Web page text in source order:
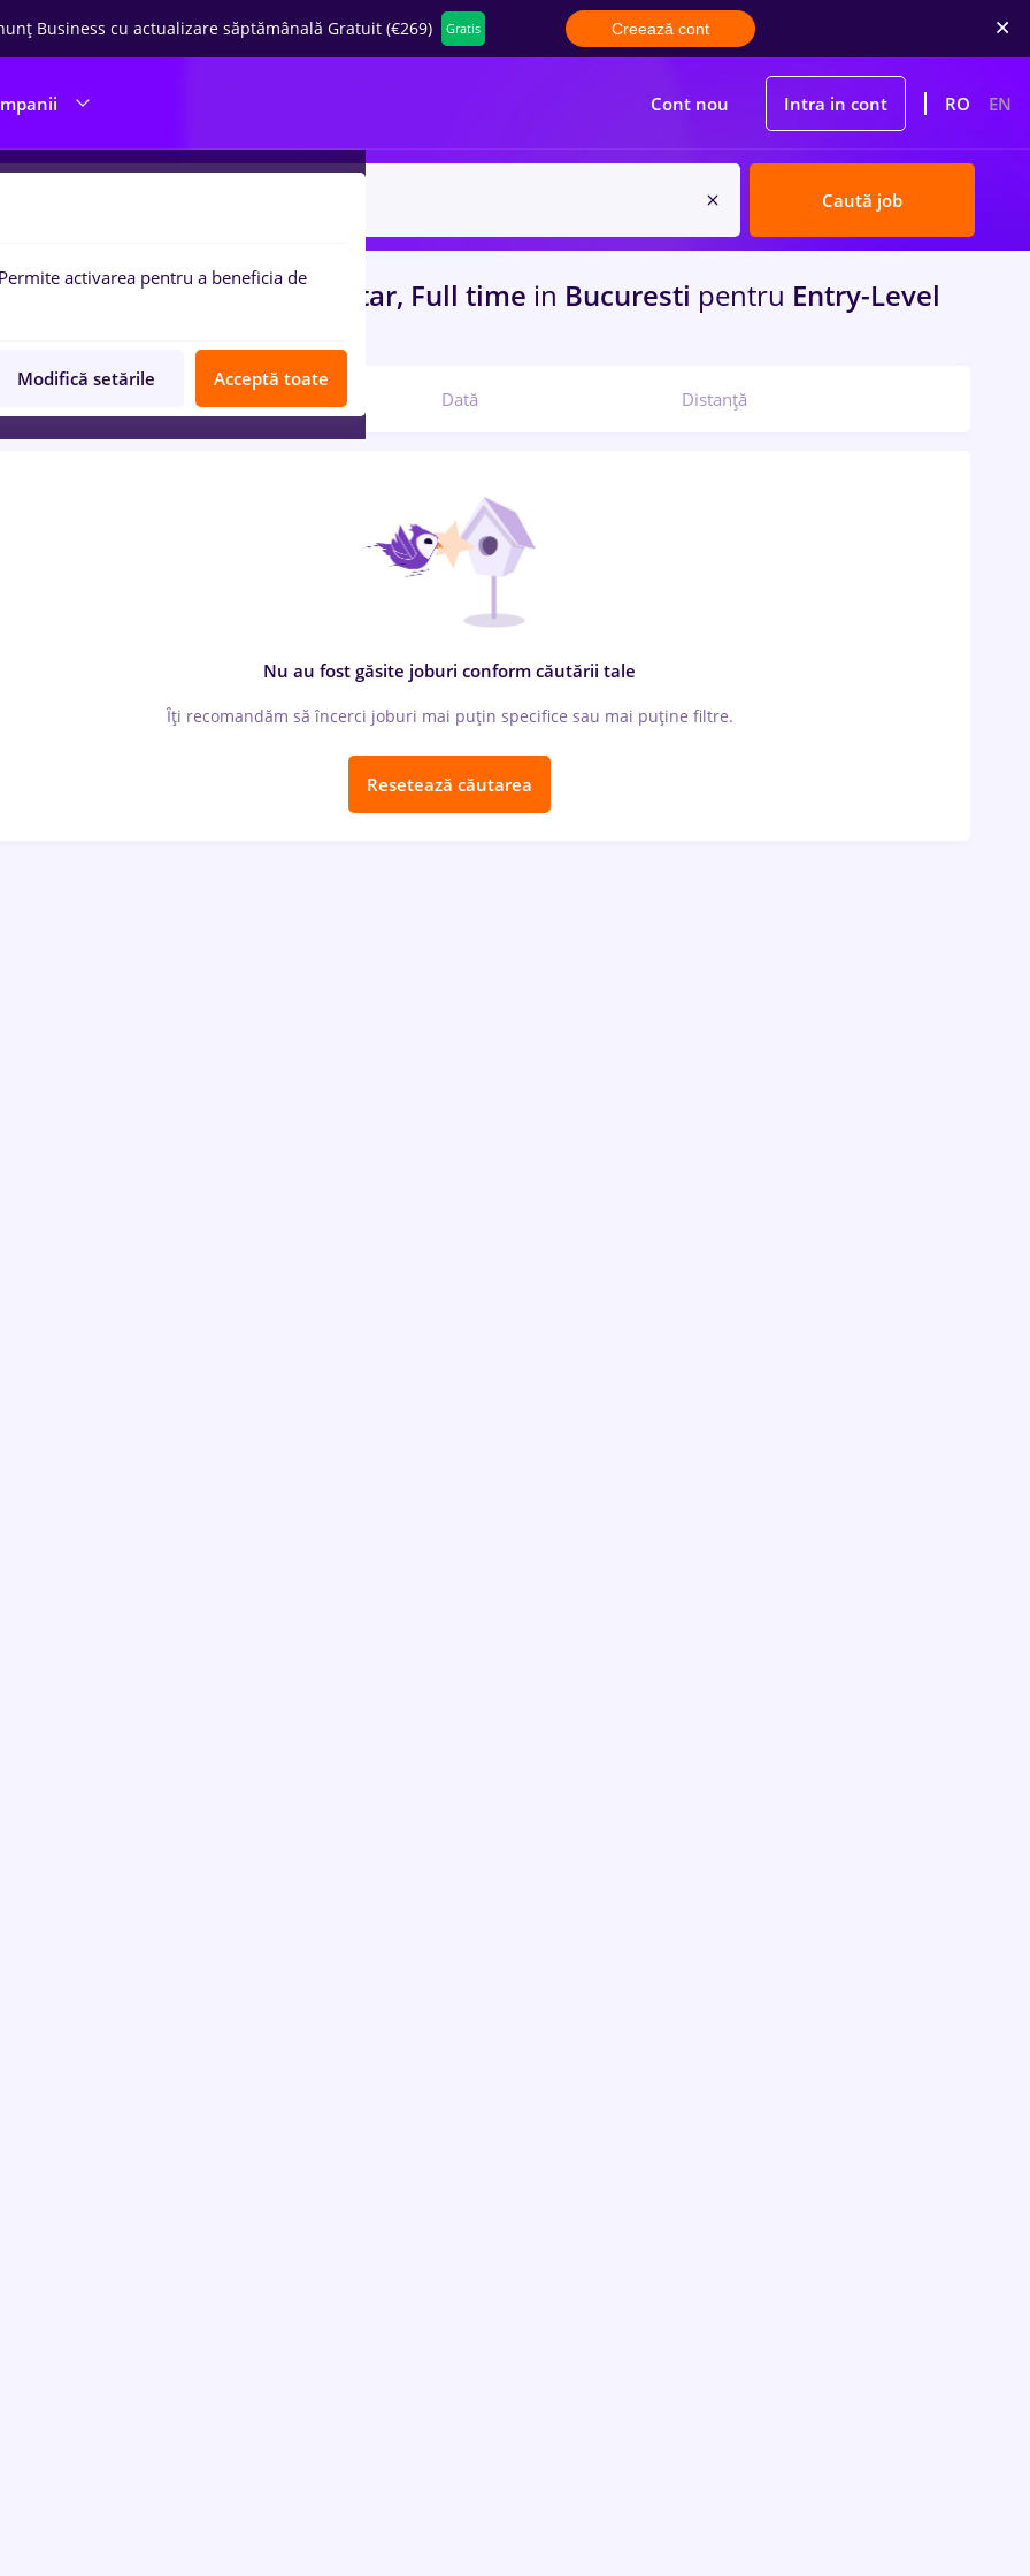
Business cu actualizare săptămânală Gratuit (€269) Gratis Creează cont
Cont nou Intra in cont RO EN
Caută job
de muncacu salarii faiantar, Full time in Bucuresti pentru Entry-Level
Relevanță Dată Distanță
Nu au fost găsite joburi conform căutării tale
Îți recomandăm să încerci joburi mai puțin specifice sau mai puține filtre.
Resetează căutarea
Permite activarea pentru a beneficia de
Modifică setările Acceptă toate